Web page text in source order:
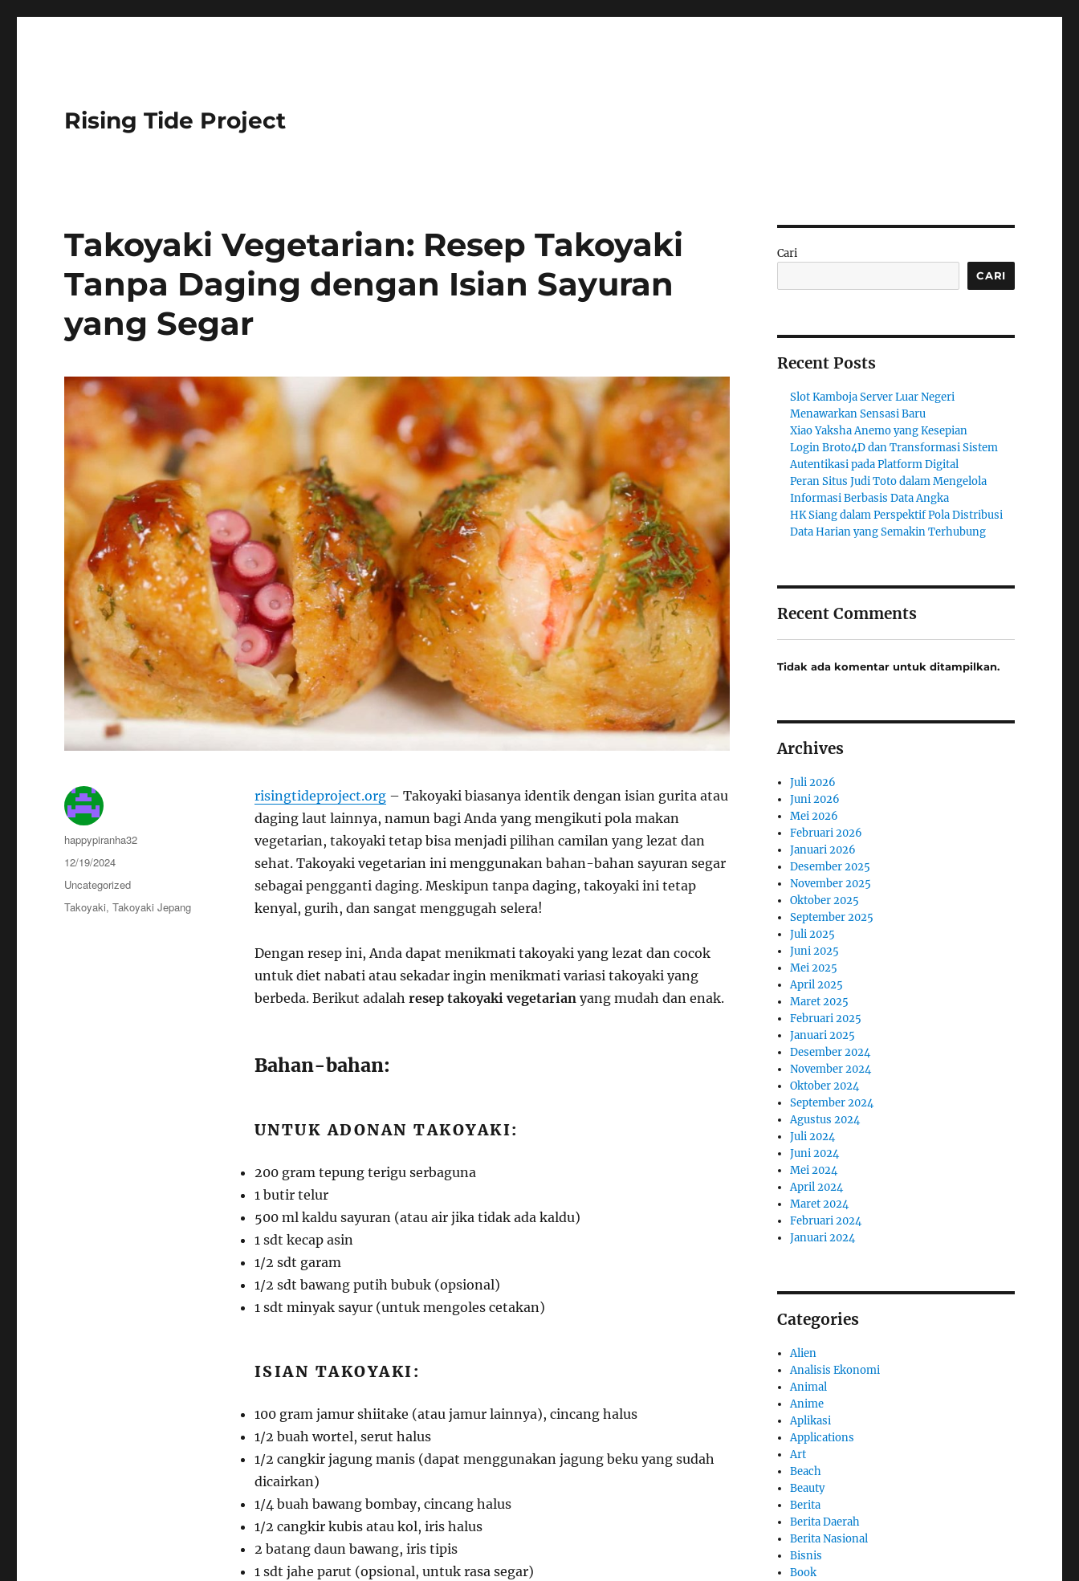
Rising Tide Project
Takoyaki Vegetarian: Resep Takoyaki
Tanpa Daging dengan Isian Sayuran
yang Segar
risingtideproject.org– Takoyaki biasanya identik dengan isian gurita atau
daging laut lainnya, namun bagi Anda yang mengikuti pola makan
vegetarian, takoyaki tetap bisa menjadi pilihan camilan yang lezat dan
sehat. Takoyaki vegetarian ini menggunakan bahan-bahan sayuran segar
sebagai pengganti daging. Meskipun tanpa daging, takoyaki ini tetap
kenyal, gurih, dan sangat menggugah selera!
Dengan resep ini, Anda dapat menikmati takoyaki yang lezat dan cocok
untuk diet nabati atau sekadar ingin menikmati variasi takoyaki yang
berbeda. Berikut adalah resep takoyaki vegetarianyang mudah dan enak.
Bahan-bahan:
UNTUK ADONAN TAKOYAKI:
200 gram tepung terigu serbaguna
1 butir telur
500 ml kaldu sayuran (atau air jika tidak ada kaldu)
1 sdt kecap asin
1/2 sdt garam
1/2 sdt bawang putih bubuk (opsional)
1 sdt minyak sayur (untuk mengoles cetakan)
ISIAN TAKOYAKI:
100 gram jamur shiitake (atau jamur lainnya), cincang halus
1/2 buah wortel, serut halus
1/2 cangkir jagung manis (dapat menggunakan jagung beku yang sudah
dicairkan)
1/4 buah bawang bombay, cincang halus
1/2 cangkir kubis atau kol, iris halus
2 batang daun bawang, iris tipis
1 sdt jahe parut (opsional, untuk rasa segar)
Author
happypiranha32
Posted
on
12/19/2024
Categories
Uncategorized
Tags
Takoyaki,Takoyaki Jepang
Cari
CARI
Recent Posts
Slot Kamboja Server Luar Negeri
Menawarkan Sensasi Baru
Xiao Yaksha Anemo yang Kesepian
Login Broto4D dan Transformasi Sistem
Autentikasi pada Platform Digital
Peran Situs Judi Toto dalam Mengelola
Informasi Berbasis Data Angka
HK Siang dalam Perspektif Pola Distribusi
Data Harian yang Semakin Terhubung
Recent Comments
Tidak ada komentar untuk ditampilkan.
Archives
Juli 2026
Juni 2026
Mei 2026
Februari 2026
Januari 2026
Desember 2025
November 2025
Oktober 2025
September 2025
Juli 2025
Juni 2025
Mei 2025
April 2025
Maret 2025
Februari 2025
Januari 2025
Desember 2024
November 2024
Oktober 2024
September 2024
Agustus 2024
Juli 2024
Juni 2024
Mei 2024
April 2024
Maret 2024
Februari 2024
Januari 2024
Categories
Alien
Analisis Ekonomi
Animal
Anime
Aplikasi
Applications
Art
Beach
Beauty
Berita
Berita Daerah
Berita Nasional
Bisnis
Book